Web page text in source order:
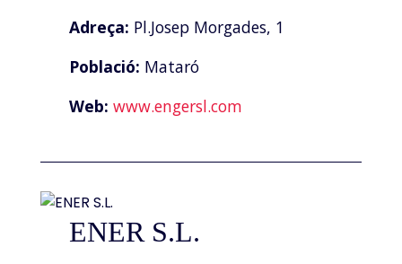
Adreça: Pl.Josep Morgades, 1
Població: Mataró
Web: www.engersl.com
ENER S.L.